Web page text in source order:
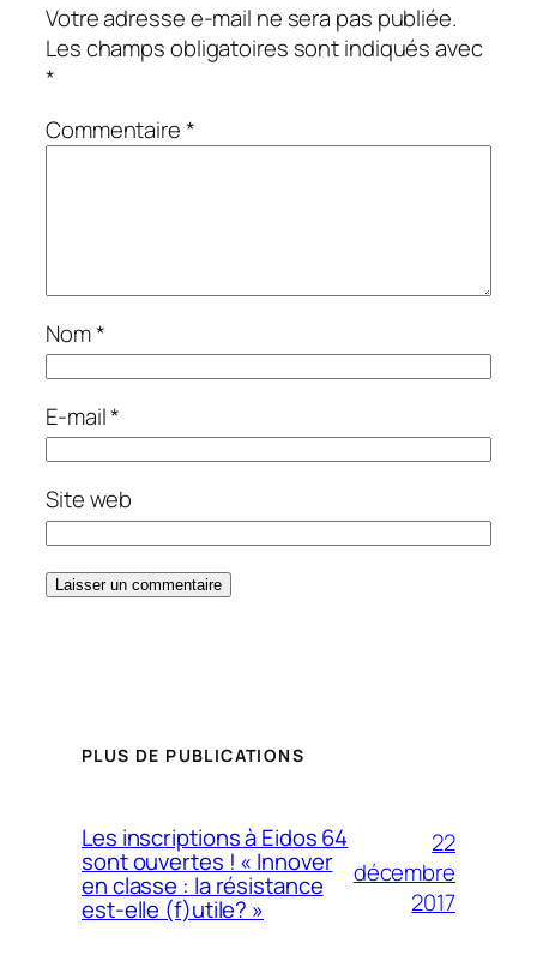
Votre adresse e-mail ne sera pas publiée.
Les champs obligatoires sont indiqués avec
*
Commentaire*
Nom*
E-mail*
Site web
PLUS DE PUBLICATIONS
Les inscriptions à Eidos 64
sont ouvertes ! « Innover
en classe : la résistance
est-elle (f)utile? »
22
décembre
2017